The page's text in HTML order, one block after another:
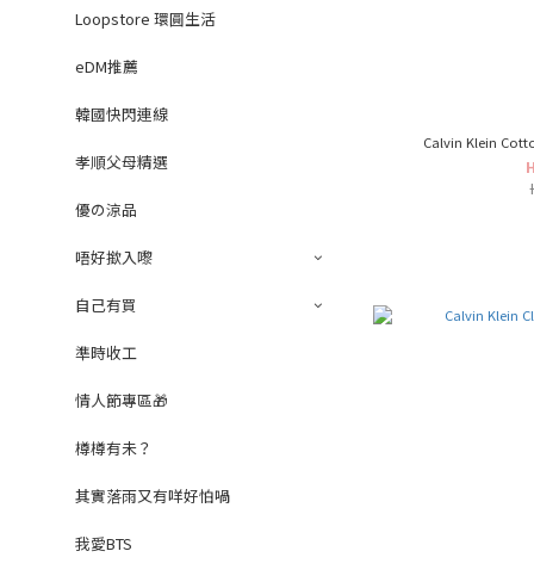
Loopstore 環圓生活
eDM推薦
韓國快閃連線
孝順父母精選
優の涼品
唔好撳入嚟
自己有買
準時收工
情人節專區🎁
樽樽有未？
其實落雨又有咩好怕喎
我愛BTS
Calvin Klein